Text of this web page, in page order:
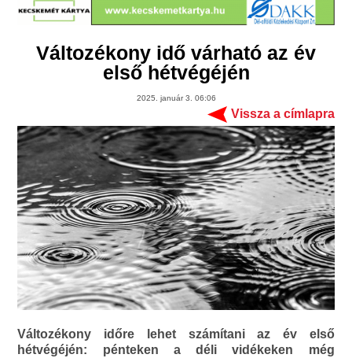
Változékony idő várható az év
első hétvégéjén
2025. január 3. 06:06
Vissza a címlapra
Változékony időre lehet számítani az év első
hétvégéjén: pénteken a déli vidékeken még